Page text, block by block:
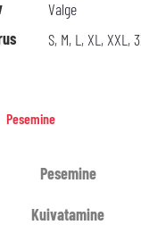
Valge
S, M, L ,XL ,XXL ,
Pesemine
Pesemine
Kuivatamine